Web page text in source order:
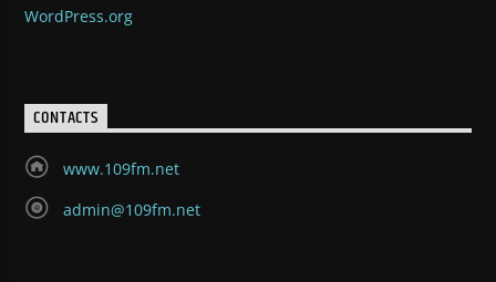
WordPress.org
CONTACTS
www.109fm.net
admin@109fm.net